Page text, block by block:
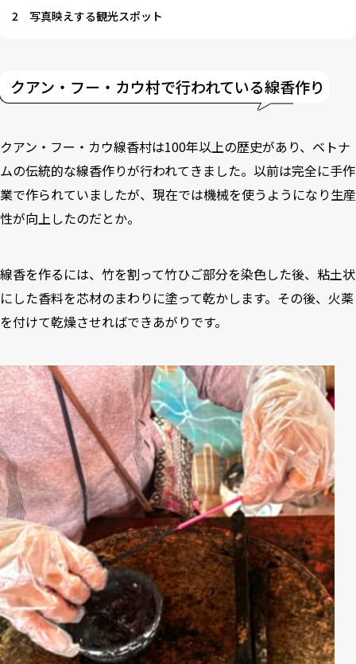
2
写真映えする観光スポット
クアン・フー・カウ村で行われている線香作り
クアン・フー・カウ線香村は100年以上の歴史があり、ベトナ
ムの伝統的な線香作りが行われてきました。以前は完全に手作
業で作られていましたが、現在では機械を使うようになり生産
性が向上したのだとか。
線香を作るには、竹を割って竹ひご部分を染色した後、粘土状
にした香料を芯材のまわりに塗って乾かします。その後、火薬
を付けて乾燥させればできあがりです。